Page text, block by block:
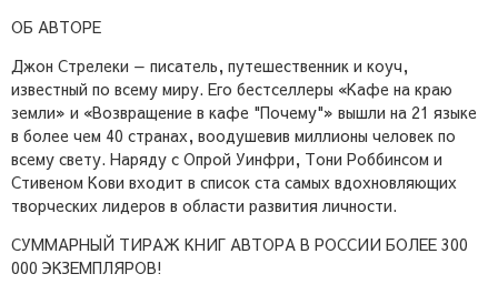
ОБ АВТОРЕ
Джон Стрелеки — писатель, путешественник и коуч,
известный по всему миру. Его бестселлеры «Кафе на краю
земли» и «Возвращение в кафе "Почему"» вышли на 21 языке
в более чем 40 странах, воодушевив миллионы человек по
всему свету. Наряду с Опрой Уинфри, Тони Роббинсом и
Стивеном Кови входит в список ста самых вдохновляющих
творческих лидеров в области развития личности.
СУММАРНЫЙ ТИРАЖ КНИГ АВТОРА В РОССИИ БОЛЕЕ 300
000 ЭКЗЕМПЛЯРОВ!